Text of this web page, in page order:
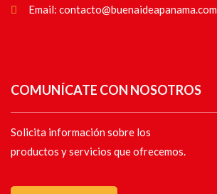
Email: contacto@buenaideapanama.com
COMUNÍCATE CON NOSOTROS
Solicita información sobre los
productos y servicios que ofrecemos.